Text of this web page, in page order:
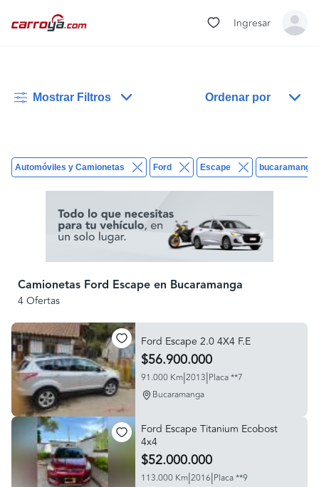
Ingresar
Mostrar Filtros Ordenar por
Automóviles y Camionetas Ford Escape bucaramanga
Camionetas Ford Escape en Bucaramanga
4 Ofertas
Ford Escape 2.0 4X4 F.E
$56.900.000
91.000 Km|2013|Placa **7
Bucaramanga
Ford Escape Titanium Ecobost
4x4
$52.000.000
113.000 Km|2016|Placa **9